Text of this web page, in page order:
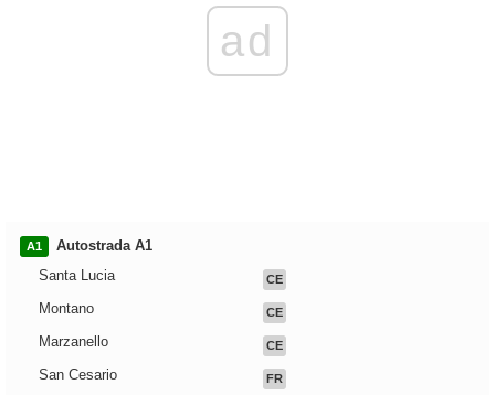
ad
A1
Autostrada A1
Santa Lucia
CE
Montano CE
Marzanello CE
San Cesario FR